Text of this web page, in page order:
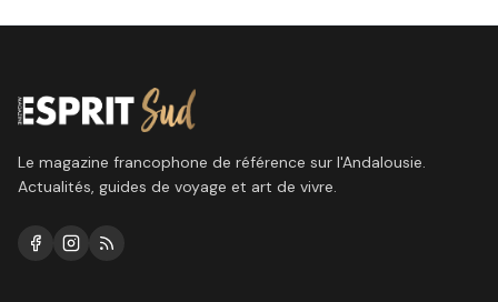
Le magazine francophone de référence sur l'Andalousie.
Actualités, guides de voyage et art de vivre.